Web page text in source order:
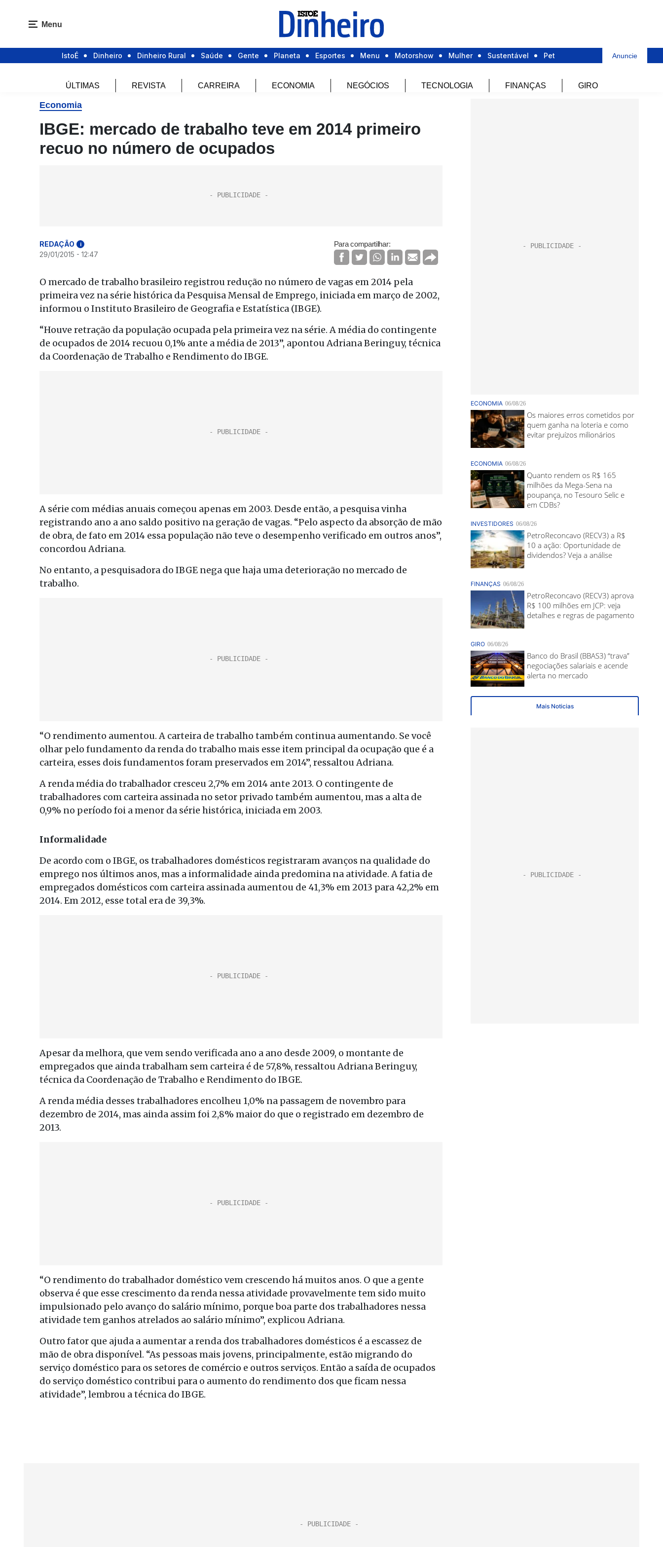
Menu
IstoÉ Dinheiro Dinheiro Rural Saúde Gente Planeta Esportes Menu Motorshow Mulher Sustentável Pet Anuncie
ÚLTIMAS REVISTA CARREIRA ECONOMIA NEGÓCIOS TECNOLOGIA FINANÇAS GIRO
Economia
IBGE: mercado de trabalho teve em 2014 primeiro
recuo no número de ocupados
REDAÇÃO i
29/01/2015 - 12:47
Para compartilhar:
O mercado de trabalho brasileiro registrou redução no número de vagas em 2014 pela
primeira vez na série histórica da Pesquisa Mensal de Emprego, iniciada em março de 2002,
informou o Instituto Brasileiro de Geografia e Estatística (IBGE).
“Houve retração da população ocupada pela primeira vez na série. A média do contingente
de ocupados de 2014 recuou 0,1% ante a média de 2013”, apontou Adriana Beringuy, técnica
da Coordenação de Trabalho e Rendimento do IBGE.
A série com médias anuais começou apenas em 2003. Desde então, a pesquisa vinha
registrando ano a ano saldo positivo na geração de vagas. “Pelo aspecto da absorção de mão
de obra, de fato em 2014 essa população não teve o desempenho verificado em outros anos”,
concordou Adriana.
No entanto, a pesquisadora do IBGE nega que haja uma deterioração no mercado de
trabalho.
“O rendimento aumentou. A carteira de trabalho também continua aumentando. Se você
olhar pelo fundamento da renda do trabalho mais esse item principal da ocupação que é a
carteira, esses dois fundamentos foram preservados em 2014”, ressaltou Adriana.
A renda média do trabalhador cresceu 2,7% em 2014 ante 2013. O contingente de
trabalhadores com carteira assinada no setor privado também aumentou, mas a alta de
0,9% no período foi a menor da série histórica, iniciada em 2003.
Informalidade
De acordo com o IBGE, os trabalhadores domésticos registraram avanços na qualidade do
emprego nos últimos anos, mas a informalidade ainda predomina na atividade. A fatia de
empregados domésticos com carteira assinada aumentou de 41,3% em 2013 para 42,2% em
2014. Em 2012, esse total era de 39,3%.
Apesar da melhora, que vem sendo verificada ano a ano desde 2009, o montante de
empregados que ainda trabalham sem carteira é de 57,8%, ressaltou Adriana Beringuy,
técnica da Coordenação de Trabalho e Rendimento do IBGE.
A renda média desses trabalhadores encolheu 1,0% na passagem de novembro para
dezembro de 2014, mas ainda assim foi 2,8% maior do que o registrado em dezembro de
2013.
“O rendimento do trabalhador doméstico vem crescendo há muitos anos. O que a gente
observa é que esse crescimento da renda nessa atividade provavelmente tem sido muito
impulsionado pelo avanço do salário mínimo, porque boa parte dos trabalhadores nessa
atividade tem ganhos atrelados ao salário mínimo”, explicou Adriana.
Outro fator que ajuda a aumentar a renda dos trabalhadores domésticos é a escassez de
mão de obra disponível. “As pessoas mais jovens, principalmente, estão migrando do
serviço doméstico para os setores de comércio e outros serviços. Então a saída de ocupados
do serviço doméstico contribui para o aumento do rendimento dos que ficam nessa
atividade”, lembrou a técnica do IBGE.